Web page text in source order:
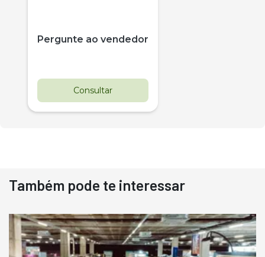
Pergunte ao vendedor
Consultar
Destaque
Usado
Pá Carregadeira Cat 966
Ano 1987
Londrina
Também pode te interessar